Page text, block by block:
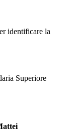
identificare la
Superiore